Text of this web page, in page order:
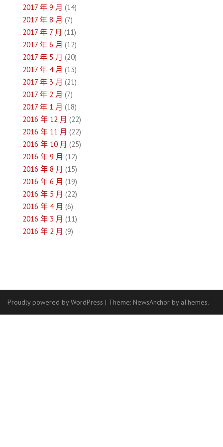
2017 年 9 月 (14)
2017 年 8 月 (7)
2017 年 7 月 (11)
2017 年 6 月 (12)
2017 年 5 月 (20)
2017 年 4 月 (13)
2017 年 3 月 (21)
2017 年 2 月 (7)
2017 年 1 月 (18)
2016 年 12 月 (22)
2016 年 11 月 (22)
2016 年 10 月 (25)
2016 年 9 月 (12)
2016 年 8 月 (15)
2016 年 6 月 (19)
2016 年 5 月 (22)
2016 年 4 月 (6)
2016 年 3 月 (11)
2016 年 2 月 (9)
Proudly powered by WordPress | Theme: NewsAnchor by aThemes.